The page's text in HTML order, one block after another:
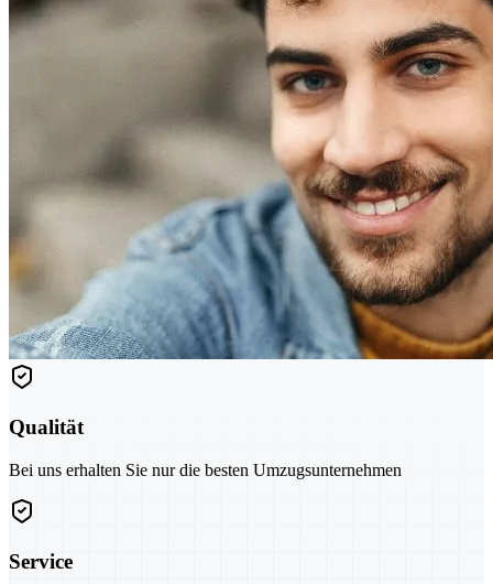
Qualität
Bei uns erhalten Sie nur die besten Umzugsunternehmen
Service